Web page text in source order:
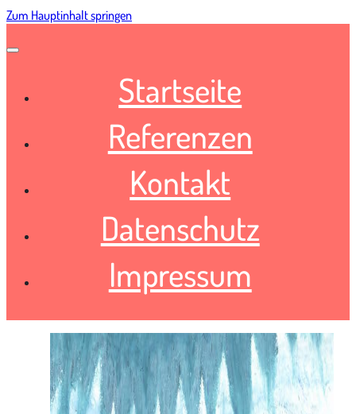
Zum Hauptinhalt springen
Startseite
Referenzen
Kontakt
Datenschutz
Impressum